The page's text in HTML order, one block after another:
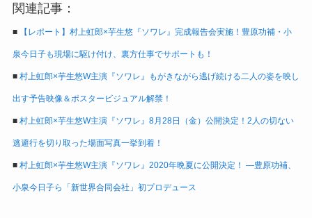
関連記事：
■ 【レポート】村上虹郎×芋生悠『ソワレ』完成報告会実施！豊原功補・小
泉今日子も現場に駆け付け、裏方仕事でサポートも！
■ 村上虹郎×芋生悠W主演『ソワレ』もがきながら逃げ続ける二人の姿を映し
出す予告映像＆ポスタービジュアル解禁！
■ 村上虹郎×芋生悠W主演『ソワレ』8月28日（金）公開決定！2人の切ない
逃避行を切り取った場面写真一挙到着！
■ 村上虹郎×芋生悠W主演『ソワレ』2020年晩夏に公開決定！ ―豊原功補、
小泉今日子ら「新世界合同会社」初プロデュース